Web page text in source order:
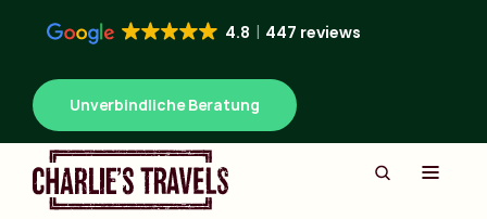
4.8 447 reviews
Unverbindliche Beratung